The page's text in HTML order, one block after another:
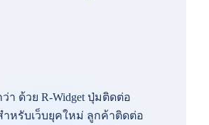
า ด้วย R-Widget ปุ่มติดต่อ
ำหรับเว็บยุคใหม่ ลูกค้าติดต่อ